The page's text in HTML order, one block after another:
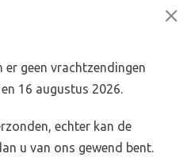
& snel betalen
geen vrachtzendingen
16 augustus 2026.
echter kan de
u van ons gewend bent.